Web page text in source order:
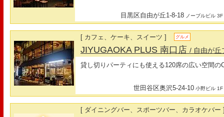
目黒区自由が丘1-8-18 ノーブルビル 3F
[ カフェ、ケーキ、スイーツ ] グルメ
JIYUGAOKA PLUS 南口店/ 自由が丘
貸し切りパーティにも使える120席の広い空間の
世田谷区奥沢5-24-10 小野ビル 1F
[ ダイニングバー、スポーツバー、カラオケバー